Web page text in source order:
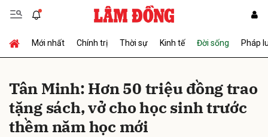
Mới nhất Chính trị Thời sự Kinh tế Đời sống Pháp
Tân Minh: Hơn 50 triệu đồng trao
tặng sách, vở cho học sinh trước
thềm năm học mới
Gửi bình luận